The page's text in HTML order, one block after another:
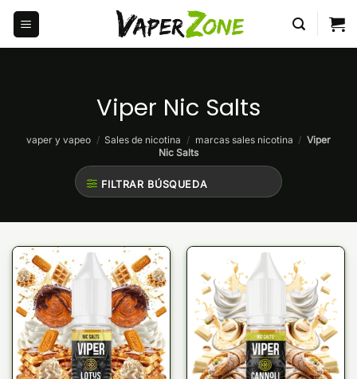
Saltar
contenido
Viper Nic Salts
vaper y vapeo / Sales de nicotina / marcas sales nicotina / Viper
Nic Salts
FILTRAR BÚSQUEDA